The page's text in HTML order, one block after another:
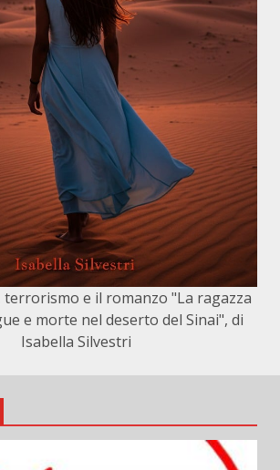
terrorismo e il romanzo "La ragazza
e morte nel deserto del Sinai", di
Isabella Silvestri